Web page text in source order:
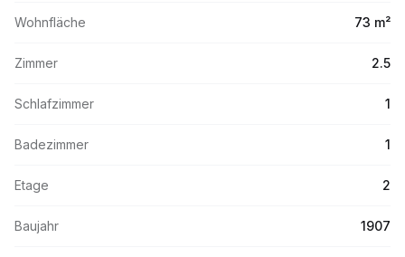
Wohnfläche 73 m²
Zimmer 2.5
Schlafzimmer 1
Badezimmer 1
Etage 2
Baujahr 1907